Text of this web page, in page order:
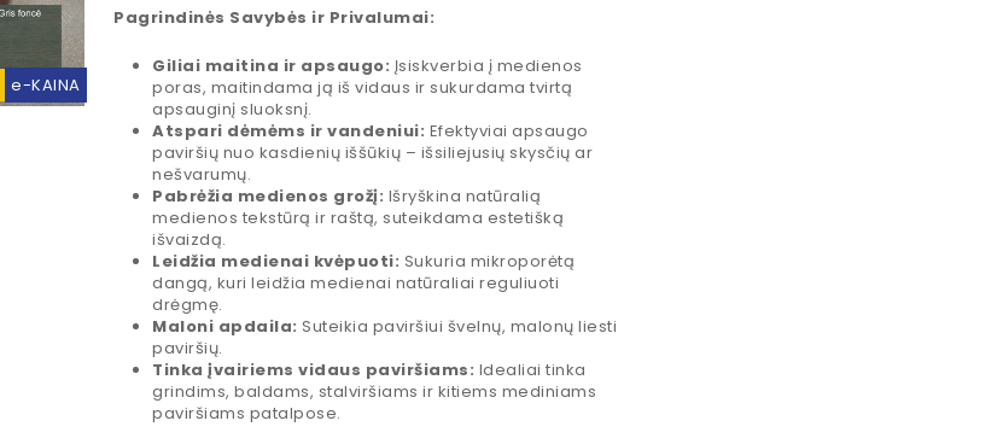
e-KAINA
Pagrindinės Savybės ir Privalumai:
Giliai maitina ir apsaugo: Įsiskverbia į medienos
poras, maitindama ją iš vidaus ir sukurdama tvirtą
apsauginį sluoksnį.
Atspari dėmėms ir vandeniui: Efektyviai apsaugo
paviršių nuo kasdienių iššūkių – išsiliejusių skysčių ar
nešvarumų.
Pabrėžia medienos grožį: Išryškina natūralią
medienos tekstūrą ir raštą, suteikdama estetišką
išvaizdą.
Leidžia medienai kvėpuoti: Sukuria mikroporėtą
dangą, kuri leidžia medienai natūraliai reguliuoti
drėgmę.
Maloni apdaila: Suteikia paviršiui švelnų, malonų liesti
paviršių.
Tinka įvairiems vidaus paviršiams: Idealiai tinka
grindims, baldams, stalviršiams ir kitiems mediniams
paviršiams patalpose.